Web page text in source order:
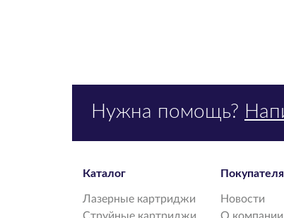
Нужна помощь?
Каталог
Лазерные картриджи
Новости